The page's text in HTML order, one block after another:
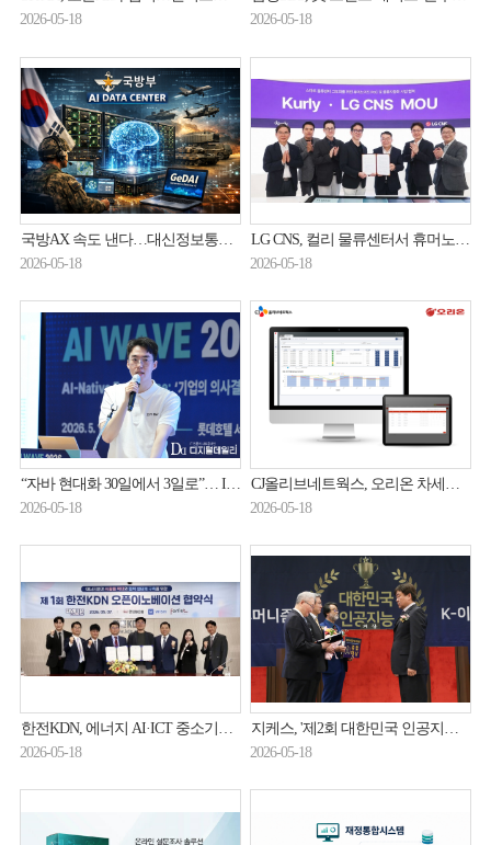
2026-05-18
2026-05-18
국방AX 속도 낸다…대신정보통신, 국방부 통합 AI 데이터센터 사업 낙찰
2026-05-18
LG CNS, 컬리 물류센터서 휴머노이드 로봇 실증…물류 자동화 협력
2026-05-18
“자바 현대화 30일에서 3일로”… IBM ‘프로젝트 밥’이 기록한 생산성 지표
2026-05-18
CJ올리브네트웍스, 오리온 차세대 품질관리시스템 구축 사업 수주
2026-05-18
한전KDN, 에너지 AI·ICT 중소기업과 혁신 생태계 구축
2026-05-18
지케스, '제2회 대한민국 인공지능 혁신대상' 종합대상 수상
2026-05-18